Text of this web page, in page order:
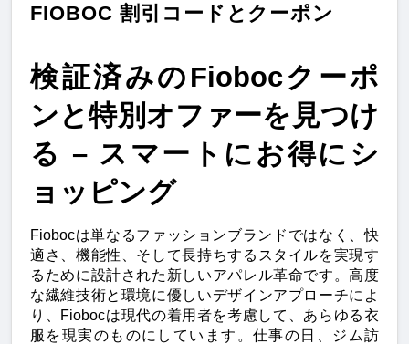
FIOBOC 割引コードとクーポン
検証済みのFiobocクーポ
ンと特別オファーを見つけ
る – スマートにお得にシ
ョッピング
Fiobocは単なるファッションブランドではなく、快
適さ、機能性、そして長持ちするスタイルを実現す
るために設計された新しいアパレル革命です。高度
な繊維技術と環境に優しいデザインアプローチによ
り、Fiobocは現代の着用者を考慮して、あらゆる衣
服を現実のものにしています。仕事の日、ジム訪